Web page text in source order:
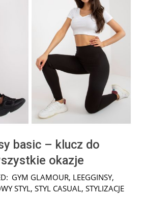
basic – klucz do
okazje
GYM GLAMOUR, LEEGGINSY,
STYL, STYL CASUAL, STYLIZACJE